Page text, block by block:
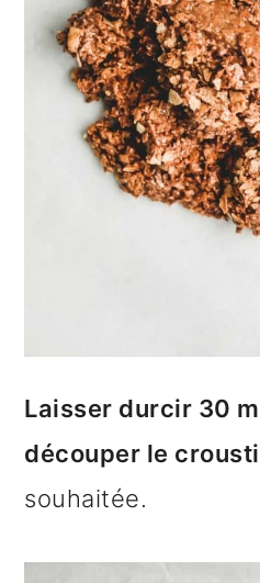
Laisser durcir 30
découper le
souhaitée.